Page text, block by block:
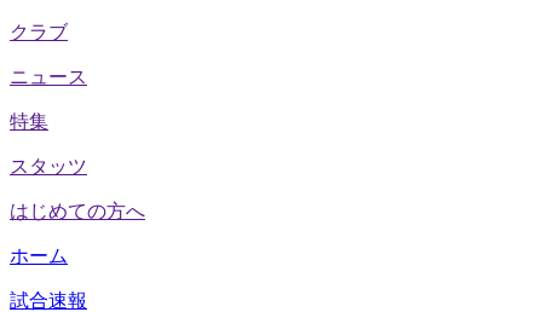
クラブ
ニュース
特集
スタッツ
はじめての方へ
ホーム
試合速報